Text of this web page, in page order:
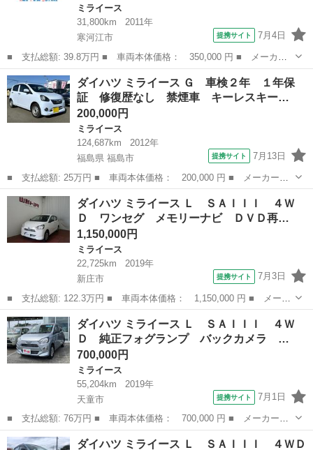
ミライース
31,800km
2011年
寒河江市
提携サイト 7月4日
■ 支払総額: 39.8万円 ■ 車両本体価格： 350,000 円 ■ メーカー
名： ダイハツ ■ 車種名： ミライース ■ グレード名： Ｘｆ
４ＷＤ 新品タイヤ ＣＤ／ＦＭ／ＡＭ 運転席・助手席エアバッ
グ ＡＢＳ 電...
山形 寒河江市
ダイハツ ミライース Ｇ 車検２年 １年保
証 修復歴なし 禁煙車 キーレスキー…
200,000円
ミライース
124,687km
2012年
福島県 福島市
提携サイト 7月13日
■ 支払総額: 25万円 ■ 車両本体価格： 200,000 円 ■ メーカー
名： ダイハツ ■ 車種名： ミライース ■ グレード名： Ｇ 車
検２年 １年保証 修復歴なし 禁煙車 キーレスキー アイドリン
グストップ ＣＶ...
福島 福島市 ミライース
ダイハツ ミライース Ｌ ＳＡＩＩＩ ４Ｗ
Ｄ ワンセグ メモリーナビ ＤＶＤ再…
1,150,000円
ミライース
22,725km
2019年
新庄市
提携サイト 7月3日
■ 支払総額: 122.3万円 ■ 車両本体価格： 1,150,000 円 ■ メーカ
ー名： ダイハツ ■ 車種名： ミライース ■ グレード名： Ｌ
ＳＡＩＩＩ ４ＷＤ ワンセグ メモリーナビ ＤＶＤ再生 衝突被
害軽減シ...
山形 新庄市 ミライース
ダイハツ ミライース Ｌ ＳＡＩＩＩ ４Ｗ
Ｄ 純正フォグランプ バックカメラ …
700,000円
ミライース
55,204km
2019年
天童市
提携サイト 7月1日
■ 支払総額: 76万円 ■ 車両本体価格： 700,000 円 ■ メーカー
名： ダイハツ ■ 車種名： ミライース ■ グレード名： Ｌ Ｓ
ＡＩＩＩ ４ＷＤ 純正フォグランプ バックカメラ ナビ クリア
山形 天童市 ミライース
ダイハツ ミライース Ｌ ＳＡＩＩＩ ４ＷＤ